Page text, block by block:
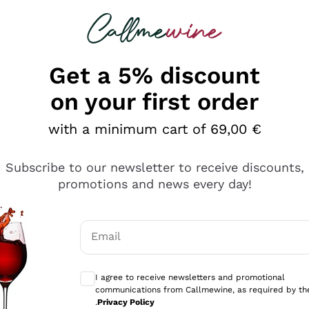
looking for
è male ma secondo me ci sono alternative che
Get a 5% discount
on your first order
with a minimum cart of 69,00 €
Subscribe to our newsletter to receive discounts,
promotions and news every day!
Email
I agree to receive newsletters and promotional
communications from Callmewine, as required by
.Privacy Policy